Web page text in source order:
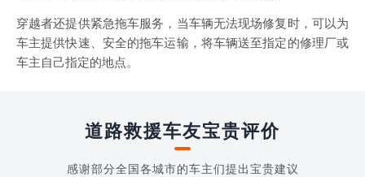
穿越者还提供紧急拖车服务，当车辆无法现场修复时，可以为
车主提供快速、安全的拖车运输，将车辆送至指定的修理厂或
车主自己指定的地点。
道路救援车友宝贵评价
感谢部分全国各城市的车主们提出宝贵建议